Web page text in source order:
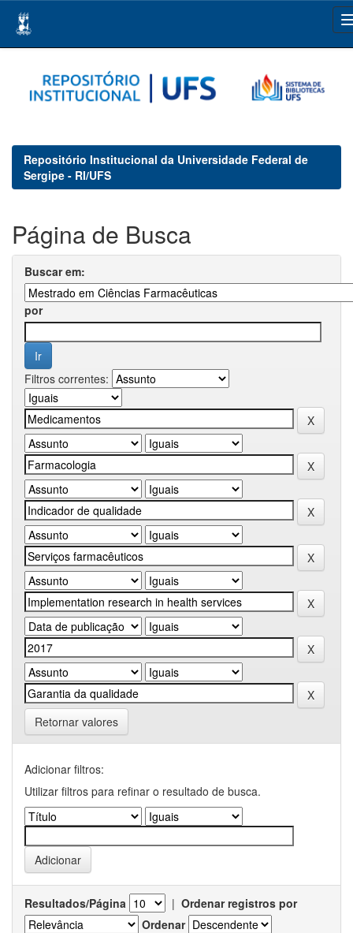
navigation
Repositório Institucional da Universidade Federal de
Sergipe - RI/UFS
Página de Busca
Buscar em:
por
Filtros correntes:
Retornar valores
Adicionar filtros:
Utilizar filtros para refinar o resultado de busca.
Resultados/Página | Ordenar registros por
Ordenar